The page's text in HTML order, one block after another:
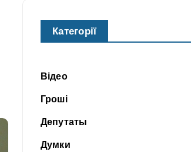
Категорії
Відео
Гроші
Депутаты
Думки